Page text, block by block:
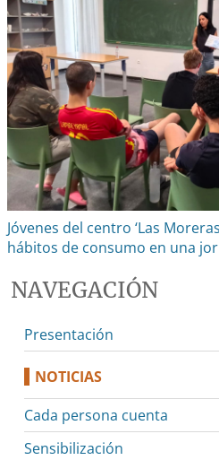
Jóvenes del centro ‘Las
hábitos de consumo en una
NAVEGACIÓN
Presentación
NOTICIAS
Cada persona cuenta
Sensibilización